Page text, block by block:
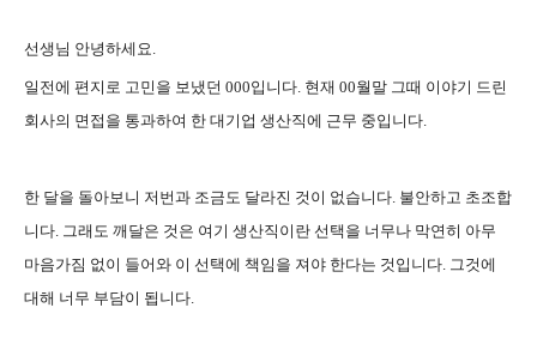
선생님 안녕하세요.
일전에 편지로 고민을 보냈던 000입니다. 현재 00월말 그때 이야기 드린
회사의 면접을 통과하여 한 대기업 생산직에 근무 중입니다.
한 달을 돌아보니 저번과 조금도 달라진 것이 없습니다. 불안하고 초조합
니다. 그래도 깨달은 것은 여기 생산직이란 선택을 너무나 막연히 아무
마음가짐 없이 들어와 이 선택에 책임을 져야 한다는 것입니다. 그것에
대해 너무 부담이 됩니다.